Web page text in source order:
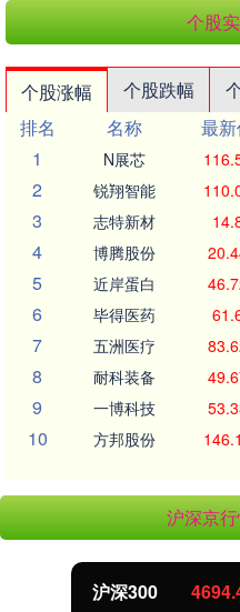
个股
个股涨幅 个股跌幅
排名
名称 最
1
N展芯
2 锐翔智能
3 志特新材
4 博腾股份
5 近岸蛋白
6 毕得医药
7 五洲医疗
8 耐科装备
9 一博科技
10 方邦股份
沪深京
沪深300